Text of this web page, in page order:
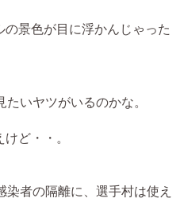
景色が目に浮かんじゃった
いヤツがいるのかな。
ど・・。
染者の隔離に、選手村は使え